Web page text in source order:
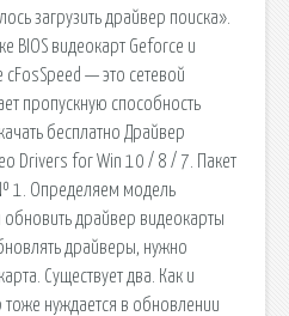
загрузить драйвер поиска».
BIOS видеокарт Geforce и
— это сетевой
пропускную способность
бесплатно Драйвер
Drivers for Win 10 / 8 / 7. Пакет
1. Определяем модель
драйвер видеокарты
драйверы, нужно
Существует два. Как и
нуждается в обновлении